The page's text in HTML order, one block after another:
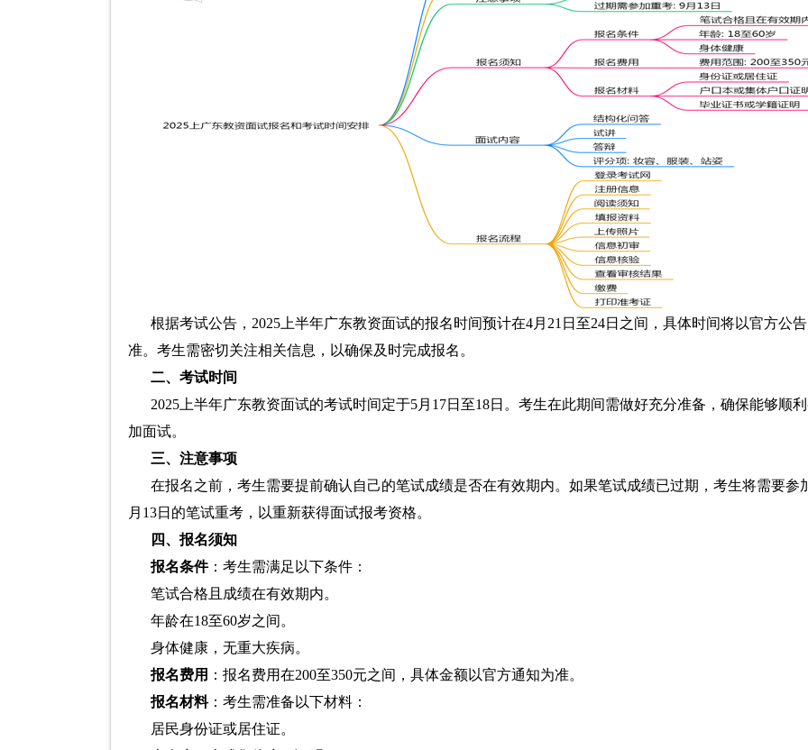
根据考试公告，2025上半年广东教资面试的报名时间预计在4月21日至24日之间，具体时间将以官方公
准。考生需密切关注相关信息，以确保及时完成报名。
二、考试时间
2025上半年广东教资面试的考试时间定于5月17日至18日。考生在此期间需做好充分准备，确保能够顺
加面试。
三、注意事项
在报名之前，考生需要提前确认自己的笔试成绩是否在有效期内。如果笔试成绩已过期，考生将需要参
月13日的笔试重考，以重新获得面试报考资格。
四、报名须知
报名条件：考生需满足以下条件：
笔试合格且成绩在有效期内。
年龄在18至60岁之间。
身体健康，无重大疾病。
报名费用 ：报名费用在200至350元之间，具体金额以官方通知为准。
报名材料：考生需准备以下材料：
居民身份证或居住证。